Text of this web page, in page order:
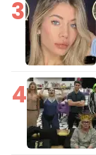
3
4